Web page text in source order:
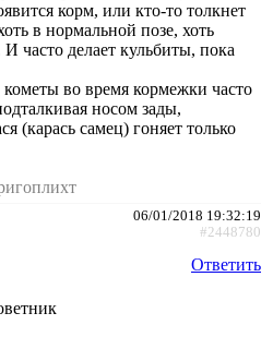
корм, или кто-то толкнет
в нормальной позе, хоть
часто делает кульбиты, пока
во время кормежки часто
носом зады,
(карась самец) гоняет только
06/01/2018 19:32:19
#2448780
Ответить